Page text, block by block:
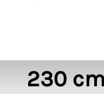
230 cm